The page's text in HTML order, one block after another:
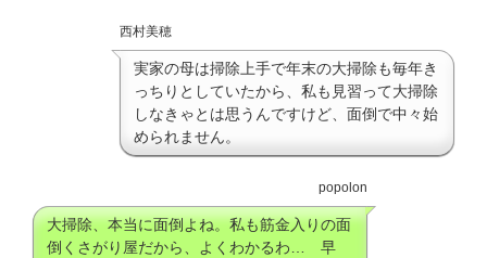
西村美穂
実家の母は掃除上手で年末の大掃除も毎年き
っちりとしていたから、私も見習って大掃除
しなきゃとは思うんですけど、面倒で中々始
められません。
popolon
大掃除、本当に面倒よね。私も筋金入りの面
倒くさがり屋だから、よくわかるわ… 早